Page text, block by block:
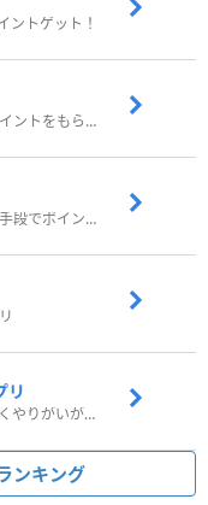
ントゲット！
歩いてポイ活！日常生活でお得にポイントをもらおう
歩いたりアンケート回答など幅広い手段でポイントをゲット
リ
ペットを育ってポイ活しよう！可愛くやりがいがある新感覚アプリ
ンキング